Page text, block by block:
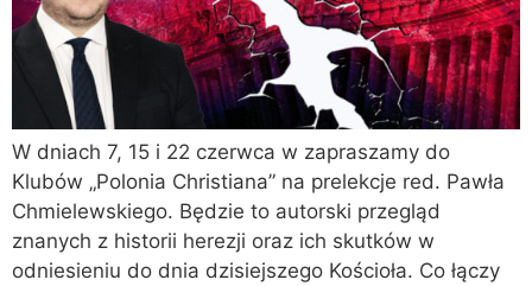
W dniach 7, 15 i 22 czerwca w zapraszamy do
Klubów „Polonia Christiana” na prelekcje red. Pawła
Chmielewskiego. Będzie to autorski przegląd
znanych z historii herezji oraz ich skutków w
odniesieniu do dnia dzisiejszego Kościoła. Co łączy